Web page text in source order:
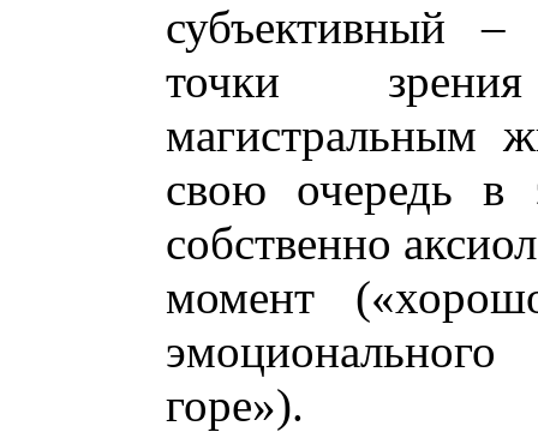
субъективный
точки
магистральным
свою очередь в
собственно
момент
горе»).